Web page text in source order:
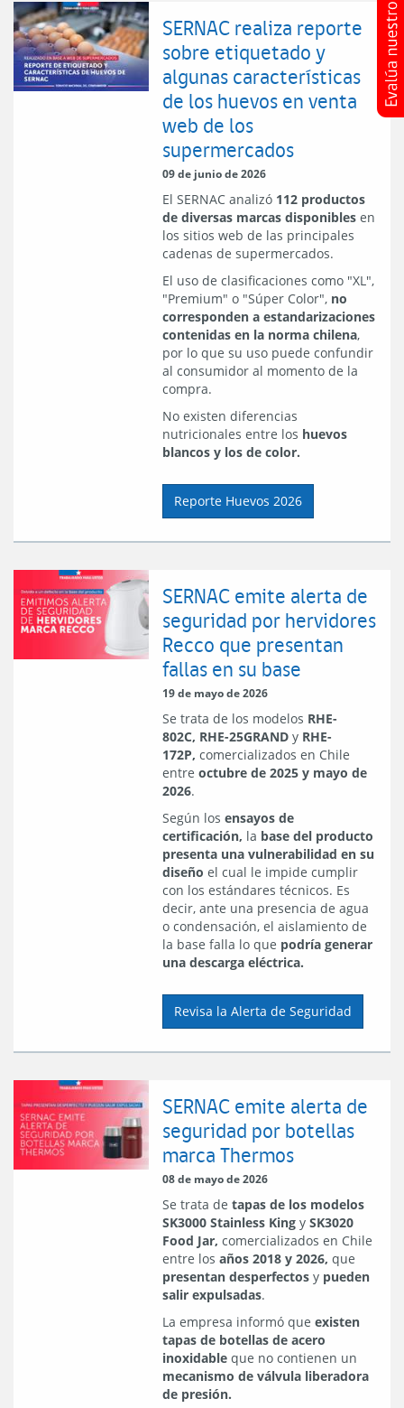
SERNAC realiza reporte
sobre etiquetado y
algunas características
de los huevos en venta
web de los
supermercados
09 de junio de 2026
El SERNAC analizó 112 productos
de diversas marcas disponibles en
los sitios web de las principales
cadenas de supermercados.
El uso de clasificaciones como "XL",
"Premium" o "Súper Color", no
corresponden a estandarizaciones
contenidas en la norma chilena,
por lo que su uso puede confundir
al consumidor al momento de la
compra.
No existen diferencias
nutricionales entre los huevos
blancos y los de color.
Reporte Huevos 2026
SERNAC emite alerta de
seguridad por hervidores
Recco que presentan
fallas en su base
19 de mayo de 2026
Se trata de los modelos RHE-
802C, RHE-25GRAND y RHE-
172P, comercializados en Chile
entre octubre de 2025 y mayo de
2026.
Según los ensayos de
certificación, la base del producto
presenta una vulnerabilidad en su
diseño el cual le impide cumplir
con los estándares técnicos. Es
decir, ante una presencia de agua
o condensación, el aislamiento de
la base falla lo que podría generar
una descarga eléctrica.
Revisa la Alerta de Seguridad
SERNAC emite alerta de
seguridad por botellas
marca Thermos
08 de mayo de 2026
Se trata de tapas de los modelos
SK3000 Stainless King y SK3020
Food Jar, comercializados en Chile
entre los años 2018 y 2026, que
presentan desperfectos y pueden
salir expulsadas.
La empresa informó que existen
tapas de botellas de acero
inoxidable que no contienen un
mecanismo de válvula liberadora
de presión.